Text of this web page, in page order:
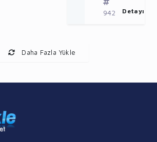
942 Detayı
Daha Fazla Yükle